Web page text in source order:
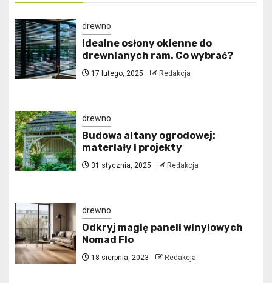
drewno
Idealne osłony okienne do
drewnianych ram. Co wybrać?
17 lutego, 2025 Redakcja
drewno
Budowa altany ogrodowej:
materiały i projekty
31 stycznia, 2025 Redakcja
drewno
Odkryj magię paneli winylowych
Nomad Flo
18 sierpnia, 2023 Redakcja